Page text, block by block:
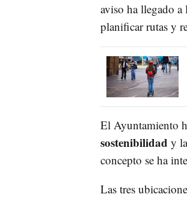
aviso ha llegado
planificar rutas y
El Ayuntamiento
sostenibilidad y
concepto se ha
Las tres